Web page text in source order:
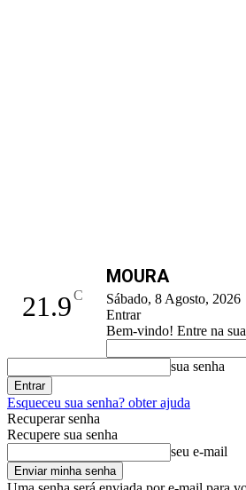
21.9C
MOURA
Sábado, 8 Agosto, 2026
Entrar
Bem-vindo! Entre na
sua senha
Esqueceu sua senha? obter ajuda
Recuperar senha
Recupere sua senha
seu e-mail